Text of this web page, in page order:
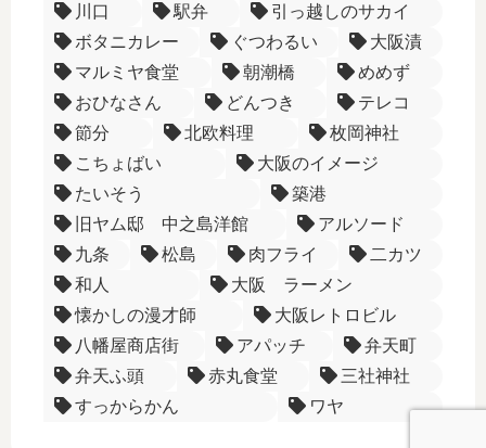
川口
駅弁
引っ越しのサカイ
ボタニカレー
ぐつわるい
大阪漬
マルミヤ食堂
朝潮橋
めめず
おひなさん
どんつき
テレコ
節分
北欧料理
枚岡神社
こちょばい
大阪のイメージ
たいそう
築港
旧ヤム邸 中之島洋館
アルソード
九条
松島 肉フライ
二カツ
和人
大阪 ラーメン
懐かしの漫才師
大阪レトロビル
八幡屋商店街
アパッチ
弁天町
弁天ふ頭
赤丸食堂
三社神社
すっからかん
ワヤ